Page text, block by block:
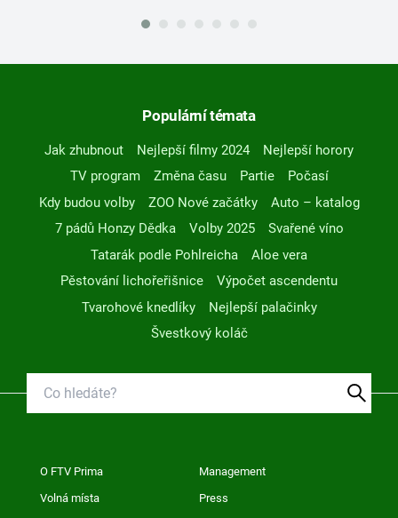
Populární témata
Jak zhubnout Nejlepší filmy 2024
Nejlepší horory
TV program
Změna času Partie
Počasí
Kdy budou volby
ZOO Nové začátky
Auto – katalog
7 pádů Honzy Dědka
Volby 2025
Svařené víno
Tatarák podle Pohlreicha
Aloe vera
Pěstování lichořeřišnice
Výpočet ascendentu
Tvarohové knedlíky
Nejlepší palačinky
Švestkový koláč
O FTV Prima Management
Volná místa Press